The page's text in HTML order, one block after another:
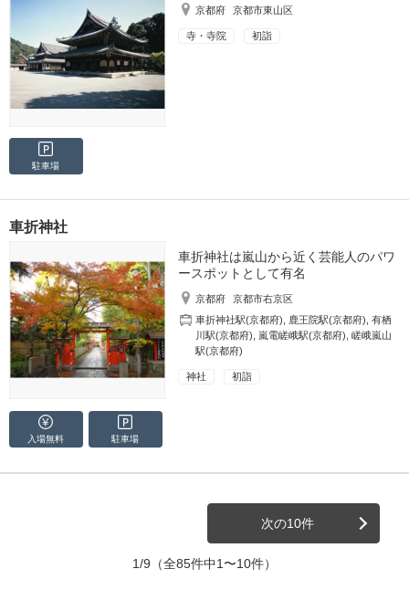
京都府 京都市東山区
寺・寺院 初詣
駐車場
車折神社
車折神社は嵐山から近く芸能人のパワ
ースポットとして有名
京都府
京都市右京区
車折神社駅(京都府)
鹿王院駅(京都府) ,有栖
川駅(京都府)
嵐電嵯峨駅(京都府) ,嵯峨嵐山
駅(京都府)
神社 初詣
入場無料 駐車場
次の10件
1/9 （全85件中1〜10件）